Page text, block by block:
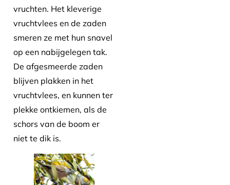
vruchten. Het kleverige
vruchtvlees en de zaden
smeren ze met hun snavel
op een nabijgelegen tak.
De afgesmeerde zaden
blijven plakken in het
vruchtvlees, en kunnen ter
plekke ontkiemen, als de
schors van de boom er
niet te dik is.